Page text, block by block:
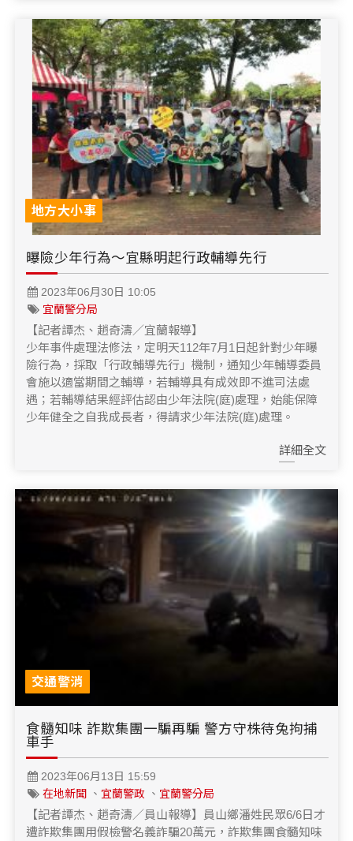
地方大小事
曝險少年行為～宜縣明起行政輔導先行
2023年06月30日 10:05
宜蘭警分局
【記者譚杰、趙奇濤／宜蘭報導】
少年事件處理法修法，定明天112年7月1日起針對少年曝
險行為，採取「行政輔導先行」機制，通知少年輔導委員
會施以適當期間之輔導，若輔導具有成效即不進司法處
遇；若輔導結果經評估認由少年法院(庭)處理，始能保障
少年健全之自我成長者，得請求少年法院(庭)處理。
詳細全文
交通警消
食髓知味 詐欺集團一騙再騙 警方守株待兔拘捕
車手
2023年06月13日 15:59
在地新聞
、 宜蘭警政 、 宜蘭警分局
【記者譚杰、趙奇濤／員山報導】員山鄉潘姓民眾6/6日才
遭詐欺集團用假檢警名義詐騙20萬元，詐欺集團食髓知味